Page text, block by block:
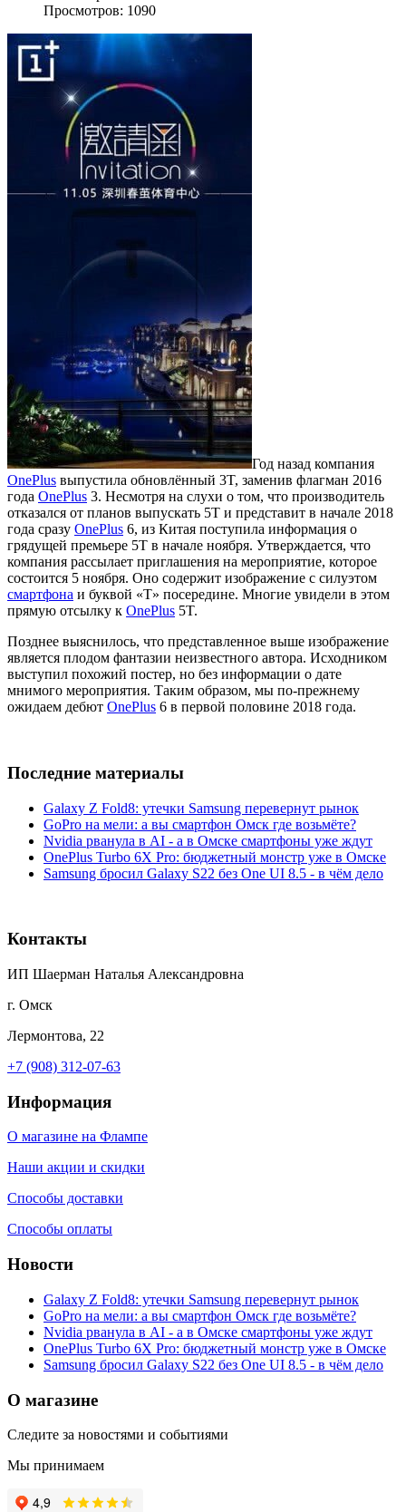
Просмотров: 1090
Год назад компания
OnePlus выпустила обновлённый 3T, заменив флагман 2016
года OnePlus 3. Несмотря на слухи о том, что производитель
отказался от планов выпускать 5T и представит в начале 2018
года сразу OnePlus 6, из Китая поступила информация о
грядущей премьере 5T в начале ноября. Утверждается, что
компания рассылает приглашения на мероприятие, которое
состоится 5 ноября. Оно содержит изображение с силуэтом
смартфона и буквой «T» посередине. Многие увидели в этом
прямую отсылку к OnePlus 5T.
Позднее выяснилось, что представленное выше изображение
является плодом фантазии неизвестного автора. Исходником
выступил похожий постер, но без информации о дате
мнимого мероприятия. Таким образом, мы по-прежнему
ожидаем дебют OnePlus 6 в первой половине 2018 года.
Последние материалы
Galaxy Z Fold8: утечки Samsung перевернут рынок
GoPro на мели: а вы смартфон Омск где возьмёте?
Nvidia рванула в AI - а в Омске смартфоны уже ждут
OnePlus Turbo 6X Pro: бюджетный монстр уже в Омске
Samsung бросил Galaxy S22 без One UI 8.5 - в чём дело
Контакты
ИП Шаерман Наталья Александровна
г. Омск
Лермонтова, 22
+7 (908) 312-07-63
Информация
О магазине на Флампе
Наши акции и скидки
Способы доставки
Способы оплаты
Новости
Galaxy Z Fold8: утечки Samsung перевернут рынок
GoPro на мели: а вы смартфон Омск где возьмёте?
Nvidia рванула в AI - а в Омске смартфоны уже ждут
OnePlus Turbo 6X Pro: бюджетный монстр уже в Омске
Samsung бросил Galaxy S22 без One UI 8.5 - в чём дело
О магазине
Следите за новостями и событиями
Мы принимаем